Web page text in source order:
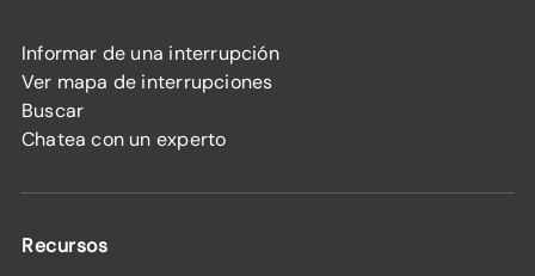
Informar de una interrupción
Ver mapa de interrupciones
Buscar
Chatea con un experto
Recursos